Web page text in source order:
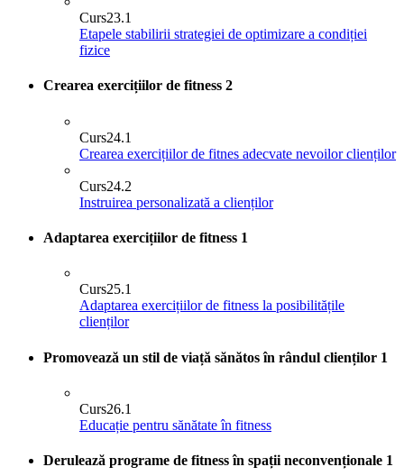
Curs23.1
Etapele stabilirii strategiei de optimizare a condiției
fizice
Crearea exercițiilor de fitness 2
Curs24.1
Crearea exercițiilor de fitnes adecvate nevoilor clienților
Curs24.2
Instruirea personalizată a clienților
Adaptarea exercițiilor de fitness 1
Curs25.1
Adaptarea exercițiilor de fitness la posibilitățile
clienților
Promovează un stil de viață sănătos în rândul clienților 1
Curs26.1
Educație pentru sănătate în fitness
Derulează programe de fitness în spații neconvenționale 1